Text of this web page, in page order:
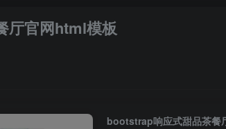
厅官网html模板
bootstrap响应式甜品茶餐